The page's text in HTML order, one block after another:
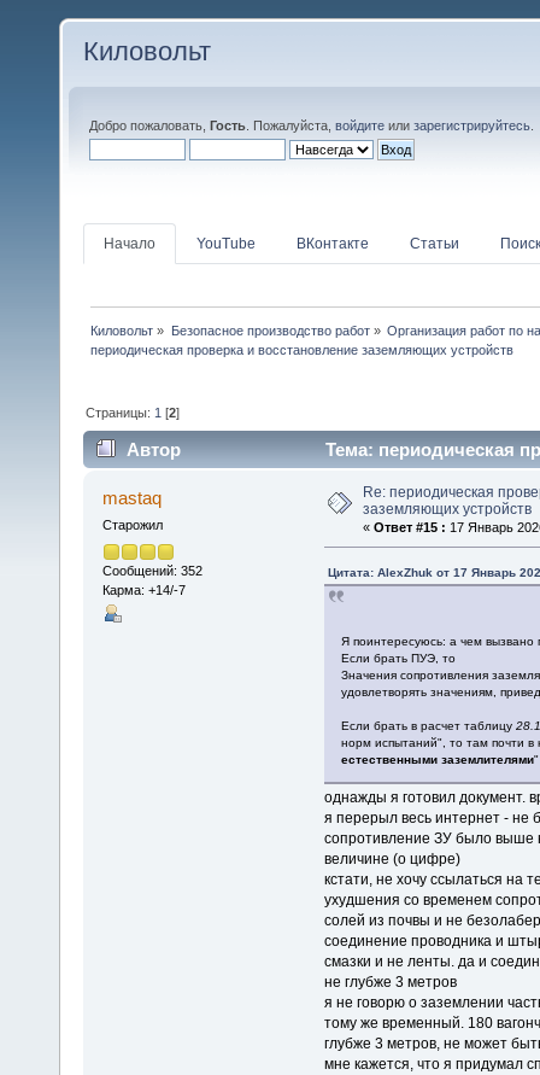
Киловольт
Добро пожаловать, Гость . Пожалуйста, войдите или зарегистрируйтесь
Начало YouTube ВКонтакте Статьи Поиск
Киловольт » Безопасное производство работ» Организация работ по
периодическая проверка и восстановление заземляющих устройств
Страницы: 1 [2]
Автор
Тема: периодическая
mastaq
Старожил
Сообщений: 352
Карма: +14/-7
Re: периодическая
заземляющих устройств
« Ответ #15 : 17 Январь
Цитата: AlexZhuk от 17 Январь
Я поинтересуюсь: а чем вызвано
Если брать ПУЭ, то
Значения сопротивления
удовлетворять значениям,
Если брать в расчет таблицу
норм испытаний", то там почти в
естественными заземлителями"
однажды я готовил документ.
я перерыл весь интернет - не
сопротивление ЗУ было выше
величине (о цифре)
кстати, не хочу ссылаться на
ухудшения со временем
солей из почвы и не
соединение проводника и
смазки и не ленты. да и
не глубже 3 метров
я не говорю о заземлении
тому же временный. 180
глубже 3 метров, не может
мне кажется, что я придумал